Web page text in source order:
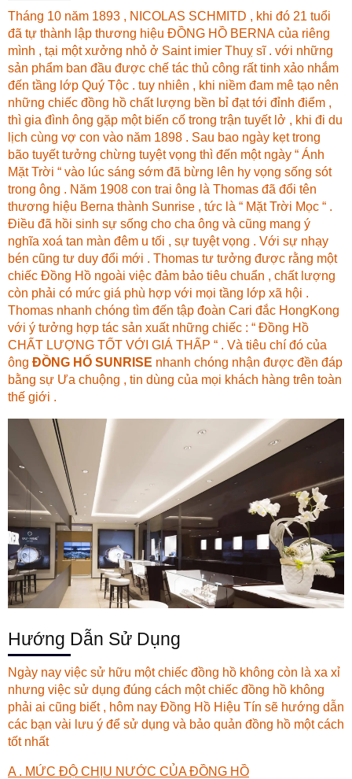
Tháng 10 năm 1893 , NICOLAS SCHMITD , khi đó 21 tuổi
đã tự thành lập thương hiệu ĐỒNG HỒ BERNA của riêng
mình , tại một xưởng nhỏ ở Saint imier Thuỵ sĩ . với những
sản phẩm ban đầu được chế tác thủ công rất tinh xảo nhắm
đến tầng lớp Quý Tộc . tuy nhiên , khi niềm đam mê tạo nên
những chiếc đồng hồ chất lượng bền bỉ đạt tới đỉnh điểm ,
thì gia đình ông gặp một biến cố trong trận tuyết lở , khi đi du
lịch cùng vợ con vào năm 1898 . Sau bao ngày kẹt trong
bão tuyết tưởng chừng tuyệt vọng thì đến một ngày “ Ánh
Mặt Trời “ vào lúc sáng sớm đã bừng lên hy vọng sống sót
trong ông . Năm 1908 con trai ông là Thomas đã đổi tên
thương hiệu Berna thành Sunrise , tức là “ Mặt Trời Mọc “ .
Điều đã hồi sinh sự sống cho cha ông và cũng mang ý
nghĩa xoá tan màn đêm u tối , sự tuyệt vọng . Với sự nhạy
bén cũng tư duy đổi mới . Thomas tư tưởng được rằng một
chiếc Đồng Hồ ngoài việc đảm bảo tiêu chuẩn , chất lượng
còn phải có mức giá phù hợp với mọi tầng lớp xã hội .
Thomas nhanh chóng tìm đến tập đoàn Cari đắc HongKong
với ý tưởng hợp tác sản xuất những chiếc : “ Đồng Hồ
CHẤT LƯỢNG TỐT VỚI GIÁ THẤP “ . Và tiêu chí đó của
ông ĐỒNG HỐ SUNRISE nhanh chóng nhận được đền đáp
bằng sự Ưa chuộng , tin dùng của mọi khách hàng trên toàn
thế giới .
Hướng Dẫn Sử Dụng
Ngày nay việc sử hữu một chiếc đồng hồ không còn là xa xỉ
nhưng việc sử dụng đúng cách một chiếc đồng hồ không
phải ai cũng biết , hôm nay Đồng Hồ Hiệu Tín sẽ hướng dẫn
các bạn vài lưu ý để sử dụng và bảo quản đồng hồ một cách
tốt nhất
A . MỨC ĐỘ CHỊU NƯỚC CỦA ĐỒNG HỒ